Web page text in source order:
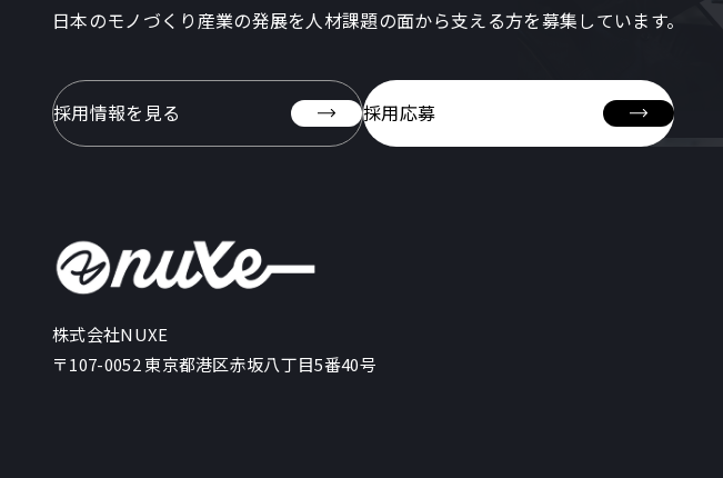
日本のモノづくり産業の発展を人材課題の面から支える方を募集しています。
採用情報を見る 採用応募
株式会社NUXE
〒107-0052 東京都港区赤坂八丁目5番40号